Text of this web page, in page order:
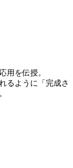
用を伝授。
るように「完成さ